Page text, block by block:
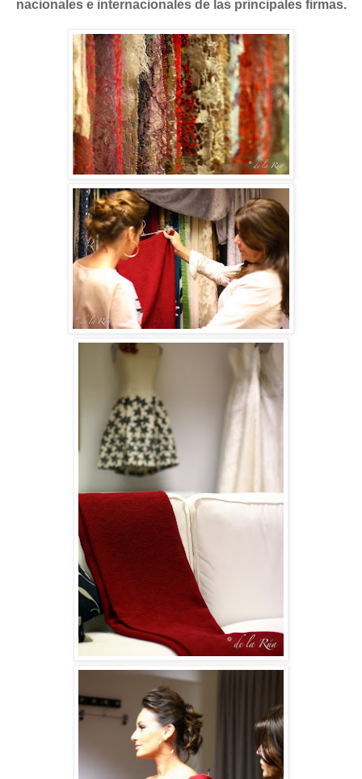
nacionales e internacionales de las principales firmas.